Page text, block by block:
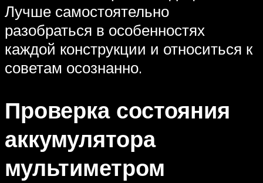
Лучше самостоятельно
разобраться в особенностях
каждой конструкции и относиться к
советам осознанно.
Проверка состояния
аккумулятора
мультиметром